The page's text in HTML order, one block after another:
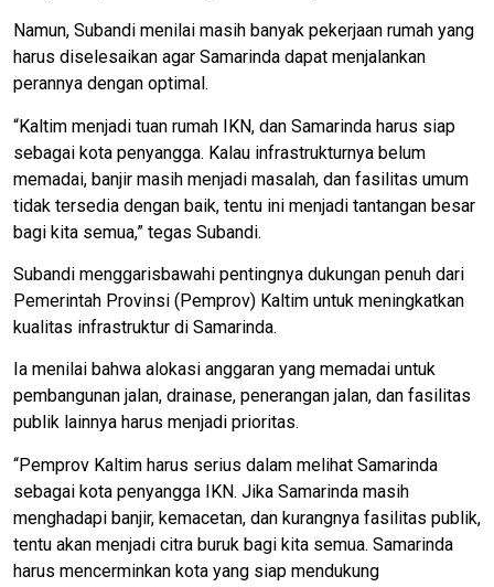
Namun, Subandi menilai masih banyak pekerjaan rumah yang
harus diselesaikan agar Samarinda dapat menjalankan
perannya dengan optimal.
“Kaltim menjadi tuan rumah IKN, dan Samarinda harus siap
sebagai kota penyangga. Kalau infrastrukturnya belum
memadai, banjir masih menjadi masalah, dan fasilitas umum
tidak tersedia dengan baik, tentu ini menjadi tantangan besar
bagi kita semua,” tegas Subandi.
Subandi menggarisbawahi pentingnya dukungan penuh dari
Pemerintah Provinsi (Pemprov) Kaltim untuk meningkatkan
kualitas infrastruktur di Samarinda.
Ia menilai bahwa alokasi anggaran yang memadai untuk
pembangunan jalan, drainase, penerangan jalan, dan fasilitas
publik lainnya harus menjadi prioritas.
“Pemprov Kaltim harus serius dalam melihat Samarinda
sebagai kota penyangga IKN. Jika Samarinda masih
menghadapi banjir, kemacetan, dan kurangnya fasilitas publik,
tentu akan menjadi citra buruk bagi kita semua. Samarinda
harus mencerminkan kota yang siap mendukung